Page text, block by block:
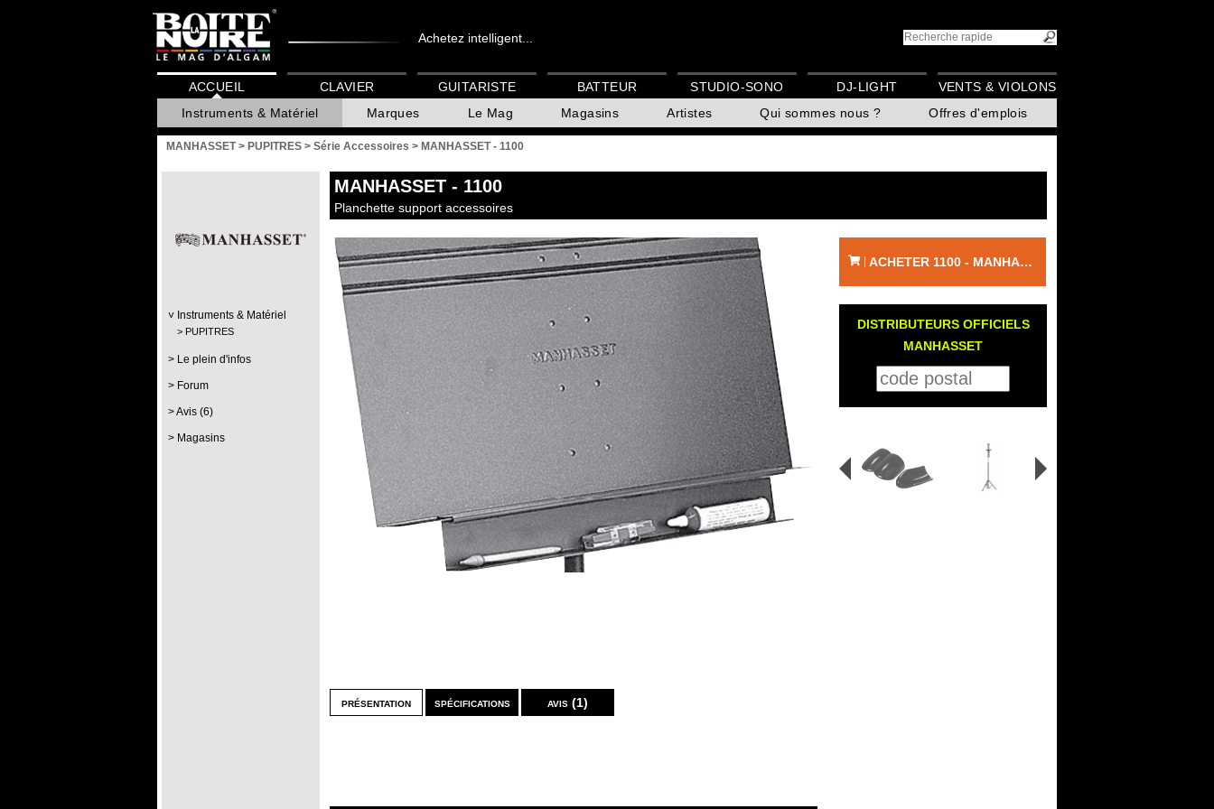
Achetez intelligent...
ACCUEIL
Instruments & Matériel
Marques Le Mag Magasins Artistes Qui sommes nous ? Offres d'emplois
CLAVIER GUITARISTE BATTEUR STUDIO-SONO DJ-LIGHT VENTS & VIOLONS
MANHASSET> PUPITRES > Série Accessoires > MANHASSET - 1100
Instruments & Matériel
PUPITRES
Le plein d'infos
Forum
Avis (6)
Magasins
MANHASSET - 1100
Planchette support accessoires
présentation spécifications avis (1)
ACHETER 1100 - MANHASSET
DISTRIBUTEURS OFFICIELS
MANHASSET